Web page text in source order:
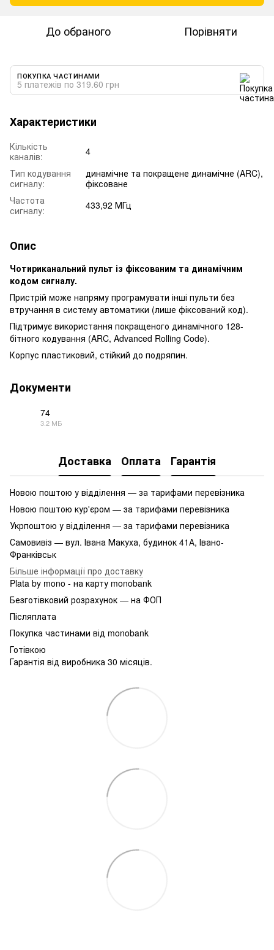
До обраного Порівняти
ПОКУПКА ЧАСТИНАМИ
5 платежів по 319.60 грн
Характеристики
Кількість
каналів:
4
Тип кодування
сигналу:
динамічне та покращене динамічне (ARC),
фіксоване
Частота
сигналу:
433,92 МГц
Опис
Чотириканальний пульт із фіксованим та динамічним
кодом сигналу.
Пристрій може напряму програмувати інші пульти без
втручання в систему автоматики (лише фіксований код).
Підтримує використання покращеного динамічного 128-
бітного кодування (ARC, Advanced Rolling Code).
Корпус пластиковий, стійкий до подряпин.
Документи
74
3.2 МБ
Доставка Оплата Гарантія
Новою поштою у відділення — за тарифами перевізника
Новою поштою кур'єром — за тарифами перевізника
Укрпоштою у відділення — за тарифами перевізника
Самовивіз — вул. Івана Макуха, будинок 41А, Івано-
Франківськ
Більше інформації про доставку
Plata by mono - на карту monobank
Безготівковий розрахунок — на ФОП
Післяплата
Покупка частинами від monobank
Готівкою
Гарантія від виробника 30 місяців.